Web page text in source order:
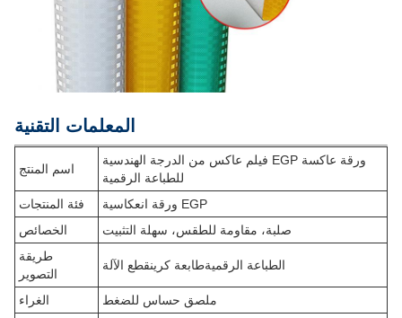
المعلمات التقنية
اسم المنتج
فيلم عاكس من الدرجة الهندسية EGP ورقة عاكسة
للطباعة الرقمية
فئة المنتجات
ورقة انعكاسية EGP
الخصائص
صلبة، مقاومة للطقس، سهلة التثبيت
طريقة
التصوير
الطباعة الرقميةطابعة كرينقطع الآلة
الغراء
ملصق حساس للضغط